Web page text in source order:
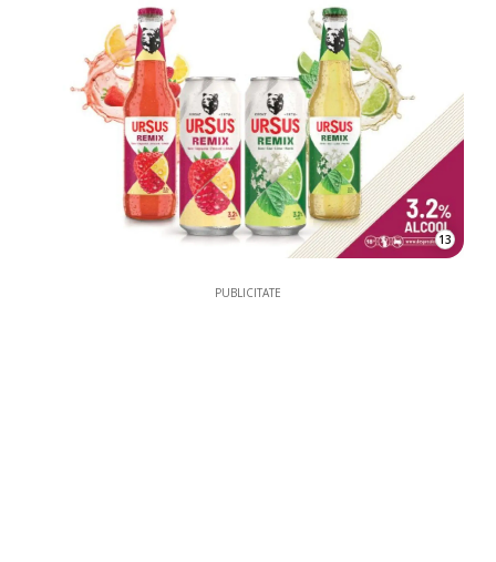
13
PUBLICITATE